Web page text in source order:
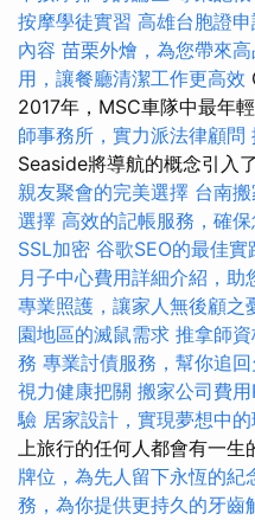
按摩學徒實習 高雄台胞證
內容 苗栗外燴，為您帶來
用，讓餐廳清潔工作更高效
2017年，MSC車隊中最年
師事務所，實力派法律顧問
Seaside將導航的概念引入
親友聚會的完美選擇 台南
選擇 高效的記帳服務，確
SSL加密 谷歌SEO的最佳實
月子中心費用詳細介紹，助
專業照護，讓家人無後顧之
園地區的滅鼠需求 推拿師
務 專業討債服務，幫你追回
視力健康把關 搬家公司費
驗 居家設計，實現夢想中
上旅行的任何人都會有一生
牌位，為先人留下永恆的紀
務，為你提供更持久的牙齒